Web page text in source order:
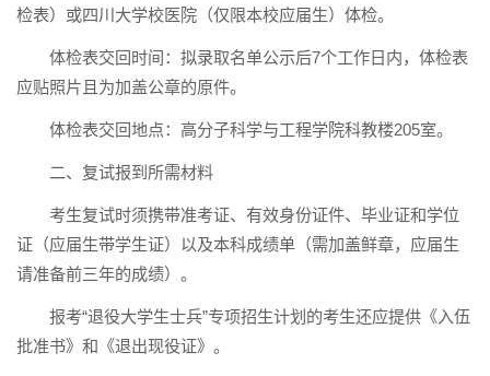
检表）或四川大学校医院（仅限本校应届生）体检。
体检表交回时间：拟录取名单公示后7个工作日内，体检表
应贴照片且为加盖公章的原件。
体检表交回地点：高分子科学与工程学院科教楼205室。
二、复试报到所需材料
考生复试时须携带准考证、有效身份证件、毕业证和学位
证（应届生带学生证）以及本科成绩单（需加盖鲜章，应届生
请准备前三年的成绩）。
报考“退役大学生士兵”专项招生计划的考生还应提供《入伍
批准书》和《退出现役证》。